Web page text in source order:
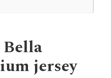
Bella
jersey